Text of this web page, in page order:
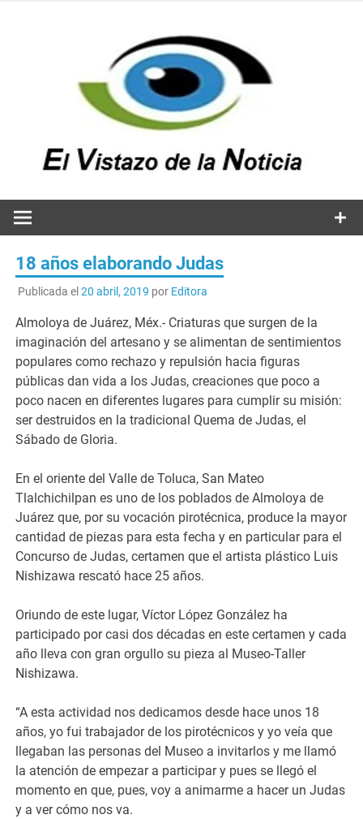
18 años elaborando Judas
Publicada el 20 abril, 2019 por Editora
Almoloya de Juárez, Méx.- Criaturas que surgen de la
imaginación del artesano y se alimentan de sentimientos
populares como rechazo y repulsión hacia figuras
públicas dan vida a los Judas, creaciones que poco a
poco nacen en diferentes lugares para cumplir su misión:
ser destruidos en la tradicional Quema de Judas, el
Sábado de Gloria.
En el oriente del Valle de Toluca, San Mateo
Tlalchichilpan es uno de los poblados de Almoloya de
Juárez que, por su vocación pirotécnica, produce la mayor
cantidad de piezas para esta fecha y en particular para el
Concurso de Judas, certamen que el artista plástico Luis
Nishizawa rescató hace 25 años.
Oriundo de este lugar, Víctor López González ha
participado por casi dos décadas en este certamen y cada
año lleva con gran orgullo su pieza al Museo-Taller
Nishizawa.
“A esta actividad nos dedicamos desde hace unos 18
años, yo fui trabajador de los pirotécnicos y yo veía que
llegaban las personas del Museo a invitarlos y me llamó
la atención de empezar a participar y pues se llegó el
momento en que, pues, voy a animarme a hacer un Judas
y a ver cómo nos va.